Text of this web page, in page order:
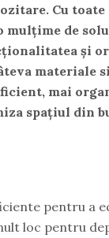
Cu toate
mulțime de
și
materiale
mai
spațiul din
pentru a
loc pentru